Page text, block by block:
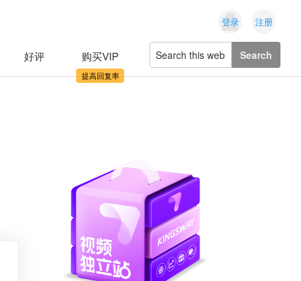
登录 注册
好评 购买VIP
Search
this
website